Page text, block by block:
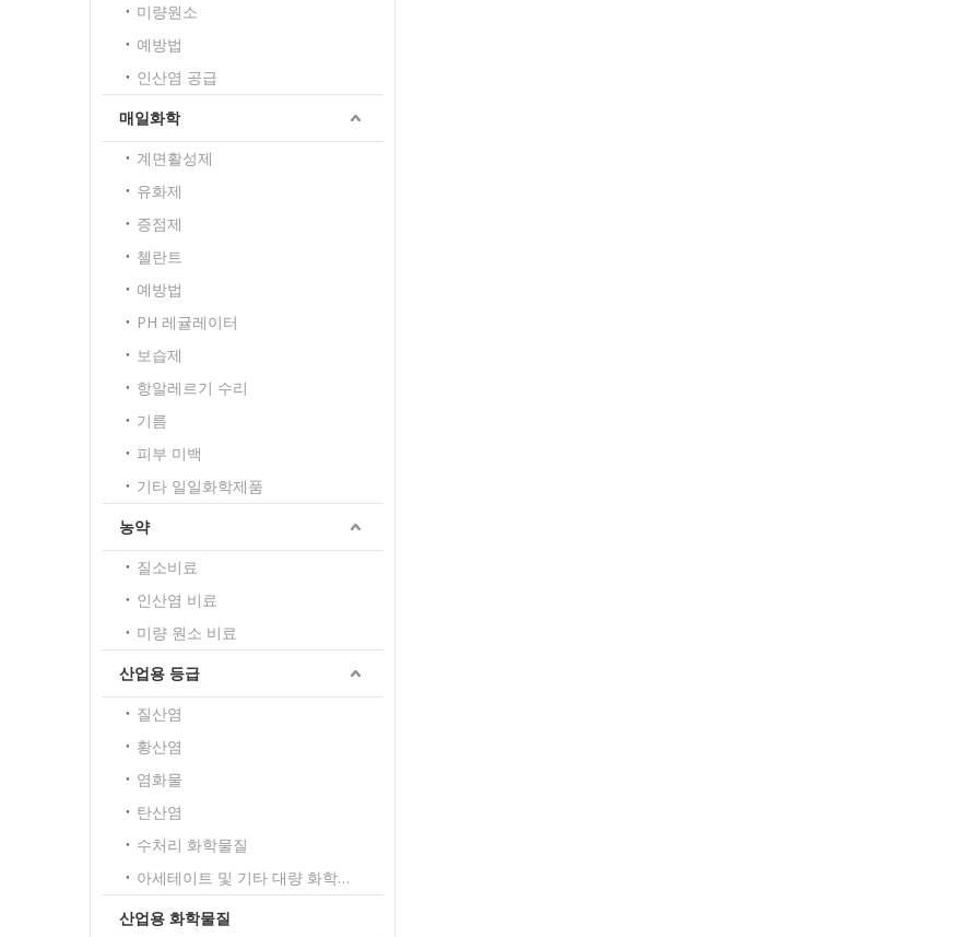
미량원소
예방법
인산염 공급
매일화학
계면활성제
유화제
증점제
첼란트
예방법
PH 레귤레이터
보습제
항알레르기 수리
기름
피부 미백
기타 일일화학제품
농약
질소비료
인산염 비료
미량 원소 비료
산업용 등급
질산염
황산염
염화물
탄산염
수처리 화학물질
아세테이트 및 기타 대량 화학물질
산업용 화학물질